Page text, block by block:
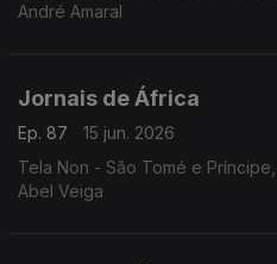
André Amaral
Jornais de África
Ep. 87
15 jun. 2026
Tela Non - São Tomé e Príncipe,
Abel Veiga